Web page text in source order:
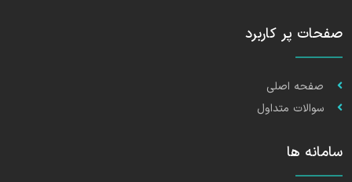
صفحات پر کاربرد
صفحه اصلی
سوالات متداول
سامانه ها